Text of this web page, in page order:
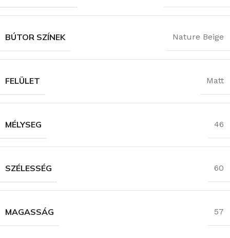
BÚTOR SZÍNEK Nature Beige
FELÜLET Matt
MÉLYSEG 46
SZÉLESSÉG 60
MAGASSÁG 57